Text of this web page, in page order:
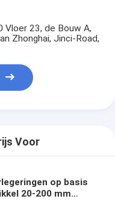
Vloer 23, de Bouw A,
Zhonghai, Jinci-Road,
Voor
op basis
20-200 mm